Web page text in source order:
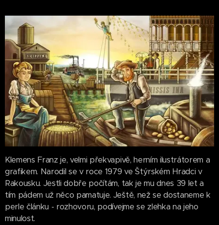
Klemens Franz je, velmi překvapivě, herním ilustrátorem a
grafikem. Narodil se v roce 1979 ve Štýrském Hradci v
Rakousku. Jestli dobře počítám, tak je mu dnes 39 let a
tím pádem už něco pamatuje. Ještě, než se dostaneme k
perle článku - rozhovoru, podívejme se zlehka na jeho
minulost.